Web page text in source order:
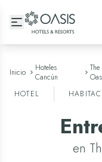
Oasis Hotels &
Inicio
Hoteles
Cancún
HOTEL
en